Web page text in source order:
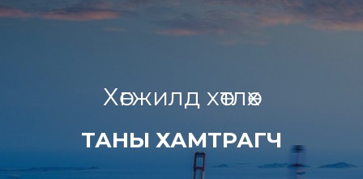
Хөгжилд хөтлөх
ТАНЫ ХАМТРАГЧ